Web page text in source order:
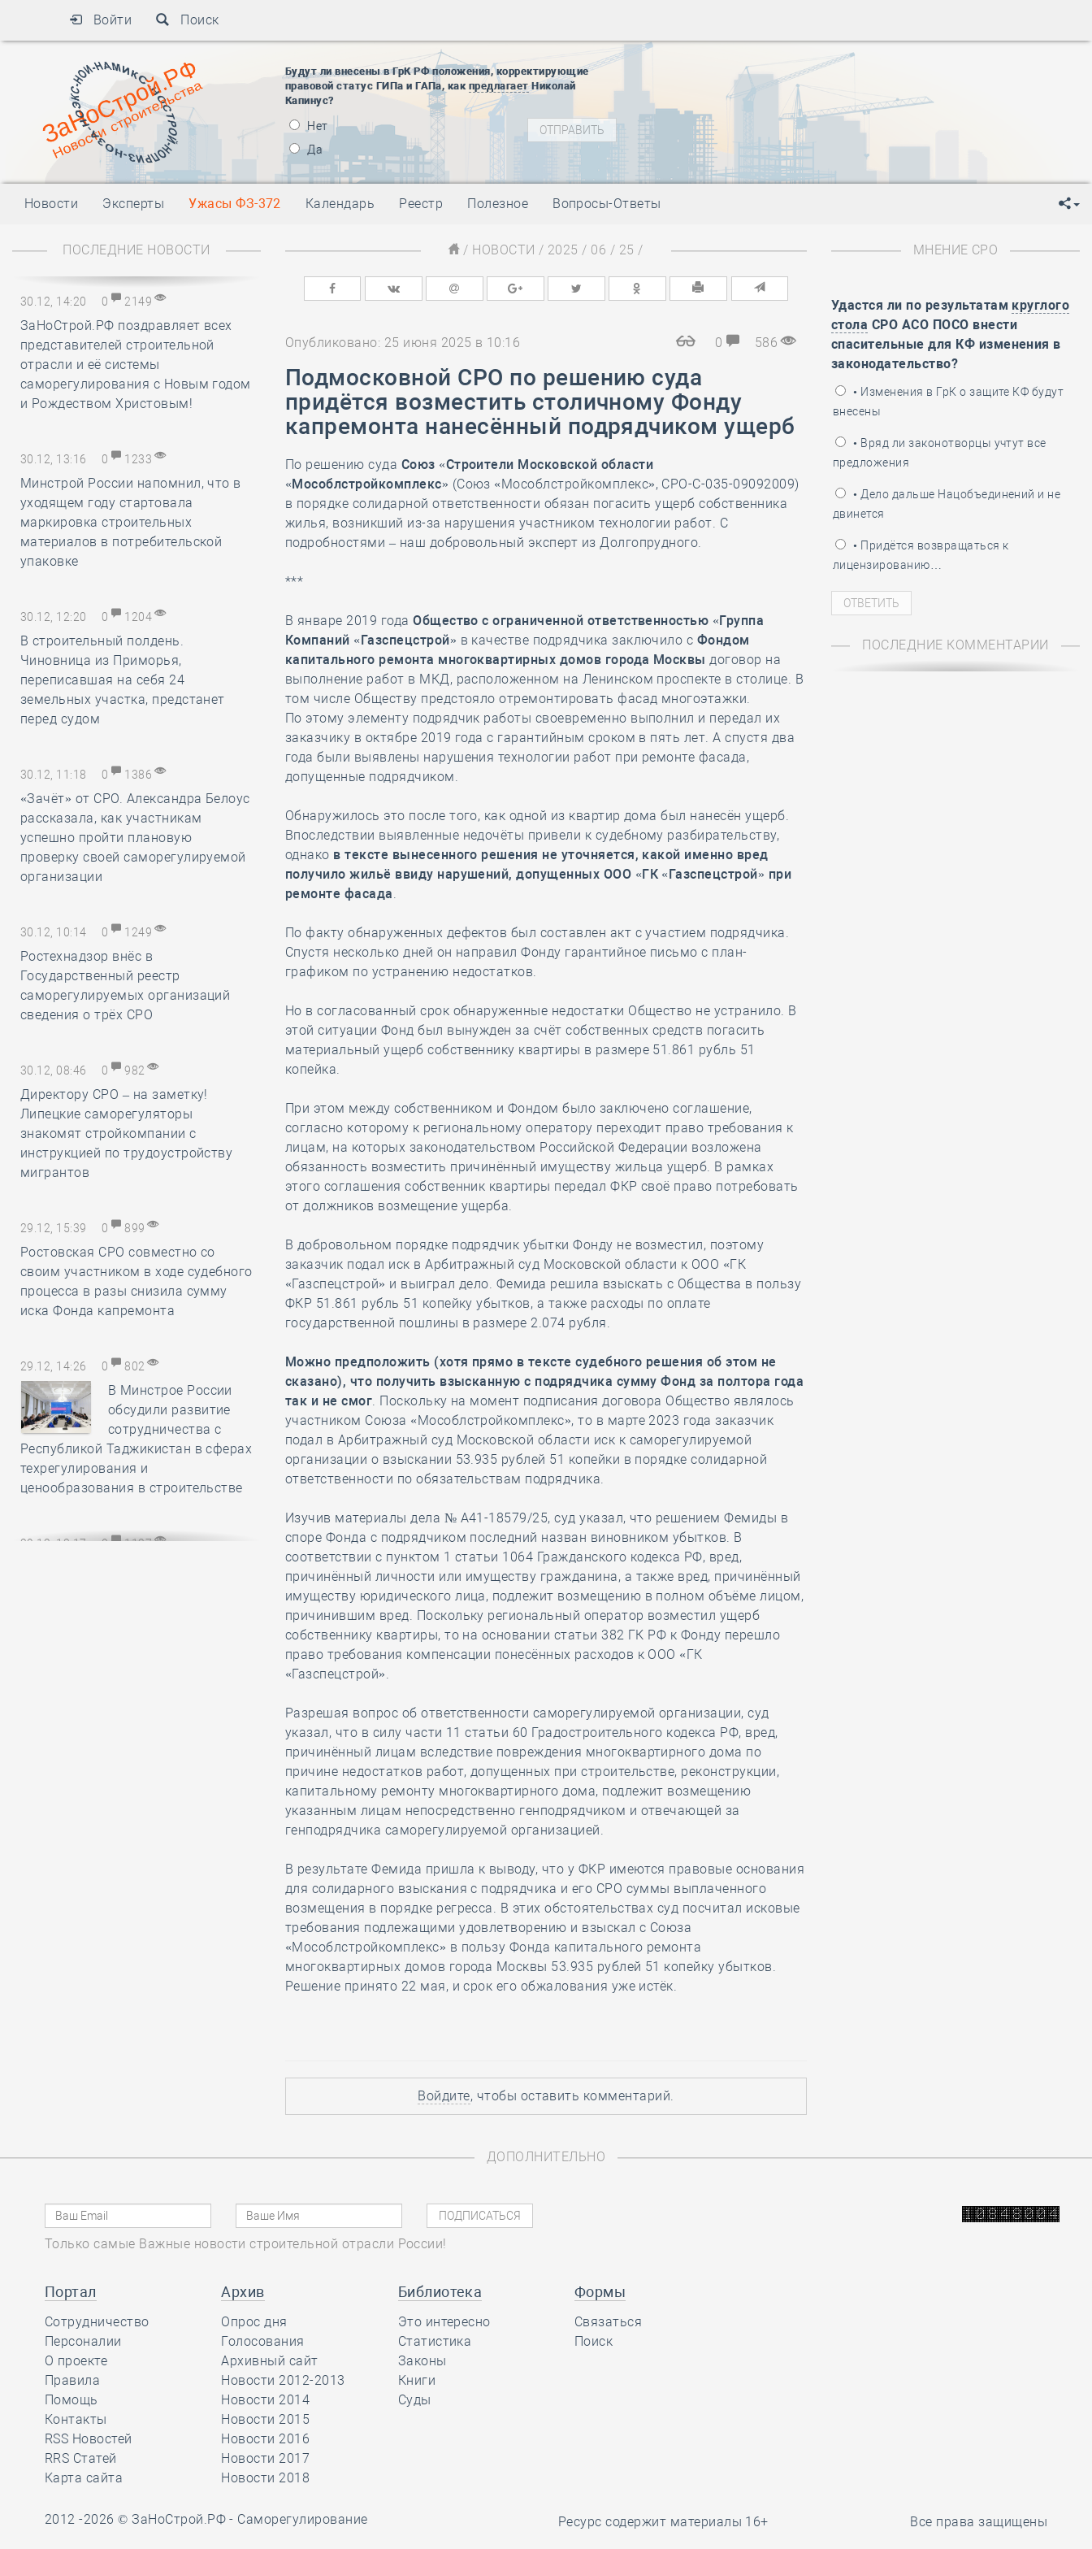
Войти Поиск
Будут ли внесены в ГрК РФ положения, корректирующие
правовой статус ГИПа и ГАПа, как предлагаетНиколай
Капинус?
Нет
Да
День Государственного флага Российской Федерации
-День знаний
-
День сотрудника органов внутренних дел РФ
27 января
День полного освобождения Ленинграда от фашистской
блокады
01 мая- День Весны и Труда
09 мая- День Победы!
10 ноября-День сотрудника органов внутренних дел РФ
27 января-День полного освобождения Ленинграда от фашистской
01 мая
-День Весны и Труда
28 мая-
Новости Эксперты Ужасы ФЗ-372 Календарь Реестр Полезное Вопросы-Ответы
ПОСЛЕДНИЕ НОВОСТИ
30.12, 14:20 0 2149
ЗаНоСтрой.РФ поздравляет всех
представителей строительной
отрасли и её системы
саморегулирования с Новым годом
и Рождеством Христовым!
30.12, 13:16 0 1233
Минстрой России напомнил, что в
уходящем году стартовала
маркировка строительных
материалов в потребительской
упаковке
30.12, 12:20 0 1204
В строительный полдень.
Чиновница из Приморья,
переписавшая на себя 24
земельных участка, предстанет
перед судом
30.12, 11:18 0 1386
«Зачёт» от СРО. Александра Белоус
рассказала, как участникам
успешно пройти плановую
проверку своей саморегулируемой
организации
30.12, 10:14 0 1249
Ростехнадзор внёс в
Государственный реестр
саморегулируемых организаций
сведения о трёх СРО
30.12, 08:46 0 982
Директору СРО – на заметку!
Липецкие саморегуляторы
знакомят стройкомпании с
инструкцией по трудоустройству
мигрантов
29.12, 15:39 0 899
Ростовская СРО совместно со
своим участником в ходе судебного
процесса в разы снизила сумму
иска Фонда капремонта
29.12, 14:26 0 802
В Минстрое России
обсудили развитие
сотрудничества с
Республикой Таджикистан в сферах
техрегулирования и
ценообразования в строительстве
29.12, 13:17 0 1127
Детского и Юношеского советов
одобрили повышение ЧВ для
членов, наделённых правом
конкурентного заключения
договора
26.12, 14:22
Анвар Шамузафаров провёл
заседание комиссии
Общественного совета при
/ НОВОСТИ / 2025 / 06 / 25 /
Опубликовано: 25 июня 2025 в 10:16 0 586
Подмосковной СРО по решению суда
придётся возместить столичному Фонду
капремонта нанесённый подрядчиком ущерб
По решению суда Союз «Строители Московской области
«Мособлстройкомплекс» (Союз «Мособлстройкомплекс», СРО-С-035-09092009)
в порядке солидарной ответственности обязан погасить ущерб собственника
жилья, возникший из-за нарушения участником технологии работ. С
подробностями – наш добровольный эксперт из Долгопрудного.
***
В январе 2019 годаОбщество с ограниченной ответственностью «Группа
Компаний «Газспецстрой» в качестве подрядчика заключило с Фондом
капитального ремонта многоквартирных домов города Москвыдоговор на
выполнение работ в МКД, расположенном на Ленинском проспекте в столице. В
том числе Обществу предстояло отремонтировать фасад многоэтажки.
По этому элементу подрядчик работы своевременно выполнил и передал их
заказчику в октябре 2019 года с гарантийным сроком в пять лет. А спустя два
года были выявлены нарушения технологии работ при ремонте фасада,
допущенные подрядчиком.
Обнаружилось это после того, как одной из квартир дома был нанесён ущерб.
Впоследствии выявленные недочёты привели к судебному разбирательству,
однако в тексте вынесенного решения не уточняется, какой именно вред
получило жильё ввиду нарушений, допущенных ООО «ГК «Газспецстрой» при
ремонте фасада.
По факту обнаруженных дефектов был составлен акт с участием подрядчика.
Спустя несколько дней он направил Фонду гарантийное письмо с план-
графиком по устранению недостатков.
Но в согласованный срок обнаруженные недостатки Общество не устранило. В
этой ситуации Фонд был вынужден за счёт собственных средств погасить
материальный ущерб собственнику квартиры в размере 51.861 рубль 51
копейка.
При этом между собственником и Фондом было заключено соглашение,
согласно которому к региональному оператору переходит право требования к
лицам, на которых законодательством Российской Федерации возложена
обязанность возместить причинённый имуществу жильца ущерб. В рамках
этого соглашения собственник квартиры передал ФКР своё право потребовать
от должников возмещение ущерба.
В добровольном порядке подрядчик убытки Фонду не возместил, поэтому
заказчик подал иск в Арбитражный суд Московской области к ООО «ГК
«Газспецстрой» и выиграл дело. Фемида решила взыскать с Общества в пользу
ФКР 51.861 рубль 51 копейку убытков, а также расходы по оплате
государственной пошлины в размере 2.074 рубля.
Можно предположить (хотя прямо в тексте судебного решения об этом не
сказано), что получить взысканную с подрядчика сумму Фонд за полтора года
так и не смог. Поскольку на момент подписания договора Общество являлось
участником Союза «Мособлстройкомплекс», то в марте 2023 года заказчик
подал в Арбитражный суд Московской области иск к саморегулируемой
организации о взыскании 53.935 рублей 51 копейки в порядке солидарной
ответственности по обязательствам подрядчика.
Изучив материалы дела № А41-18579/25, суд указал, что решением Фемиды в
споре Фонда с подрядчиком последний назван виновником убытков. В
соответствии с пунктом 1 статьи 1064 Гражданского кодекса РФ, вред,
причинённый личности или имуществу гражданина, а также вред, причинённый
имуществу юридического лица, подлежит возмещению в полном объёме лицом,
причинившим вред. Поскольку региональный оператор возместил ущерб
собственнику квартиры, то на основании статьи 382 ГК РФ к Фонду перешло
право требования компенсации понесённых расходов к ООО «ГК
«Газспецстрой».
Разрешая вопрос об ответственности саморегулируемой организации, суд
указал, что в силу части 11 статьи 60 Градостроительного кодекса РФ, вред,
причинённый лицам вследствие повреждения многоквартирного дома по
причине недостатков работ, допущенных при строительстве, реконструкции,
капитальному ремонту многоквартирного дома, подлежит возмещению
указанным лицам непосредственно генподрядчиком и отвечающей за
генподрядчика саморегулируемой организацией.
В результате Фемида пришла к выводу, что у ФКР имеются правовые основания
для солидарного взыскания с подрядчика и его СРО суммы выплаченного
возмещения в порядке регресса. В этих обстоятельствах суд посчитал исковые
требования подлежащими удовлетворению и взыскал с Союза
«Мособлстройкомплекс» в пользу Фонда капитального ремонта
многоквартирных домов города Москвы 53.935 рублей 51 копейку убытков.
Решение принято 22 мая, и срок его обжалования уже истёк.
Войдите, чтобы оставить комментарий.
МНЕНИЕ СРО
Удастся ли по результатам круглого
стола СРО АСО ПОСО внести
спасительные для КФ изменения в
законодательство?
• Изменения в ГрК о защите КФ будут
внесены
• Вряд ли законотворцы учтут все
предложения
• Дело дальше Нацобъединений и не
двинется
• Придётся возвращаться к
лицензированию…
ПОСЛЕДНИЕ КОММЕНТАРИИ
ДОПОЛНИТЕЛЬНО
Только самые Важные новости строительной отрасли России!
Портал
Сотрудничество
Персоналии
О проекте
Правила
Помощь
Контакты
RSS Новостей
RRS Статей
Карта сайта
Архив
Опрос дня
Голосования
Архивный сайт
Новости 2012-2013
Новости 2014
Новости 2015
Новости 2016
Новости 2017
Новости 2018
Библиотека
Это интересно
Статистика
Законы
Книги
Суды
Формы
Связаться
Поиск
2012 -2026 © ЗаНоСтрой.РФ - Саморегулирование Ресурс содержит материалы 16+ Все права защищены